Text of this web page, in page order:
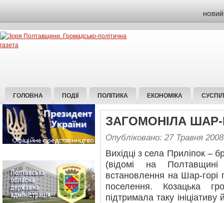
НОВИЙ
ГОЛОВНА ПОДІЇ ПОЛІТИКА ЕКОНОМІКА
ЗАГОМОНІЛА
Опубліковано: 27 Травня 2008
Вихідці з села Приліпок –
(відомі на Полтавщині
встановлення на Шар-горі
поселення. Козацька
підтримала таку